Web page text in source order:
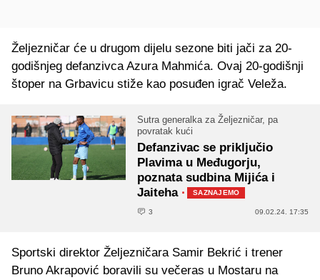
Željezničar će u drugom dijelu sezone biti jači za 20-
godišnjeg defanzivca Azura Mahmića. Ovaj 20-godišnji
štoper na Grbavicu stiže kao posuđen igrač Veleža.
Sutra generalka za Željezničar, pa
povratak kući
Defanzivac se priključio
Plavima u Međugorju,
poznata sudbina Mijića i
Jaiteha · SAZNAJEMO
3 09.02.24. 17:35
Sportski direktor Željezničara Samir Bekrić i trener
Bruno Akrapović boravili su večeras u Mostaru na